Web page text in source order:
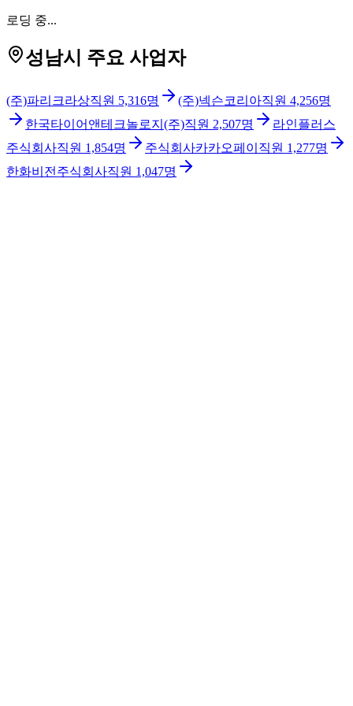
로딩 중...
성남시 주요 사업자
(주)파리크라상직원 5,316명 (주)넥슨코리아직원 4,256명
한국타이어앤테크놀로지(주)직원 2,507명
라인플러스
주식회사직원 1,854명 주식회사카카오페이 직원 1,277명
한화비전주식회사직원 1,047명